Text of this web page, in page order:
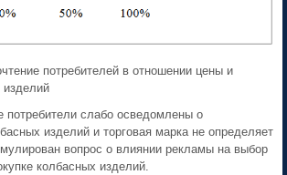
потребителей в отношении цены и
изделий
потребители слабо осведомлены о
изделий и торговая марка не определяет
вопрос о влиянии рекламы на выбор
колбасных изделий.